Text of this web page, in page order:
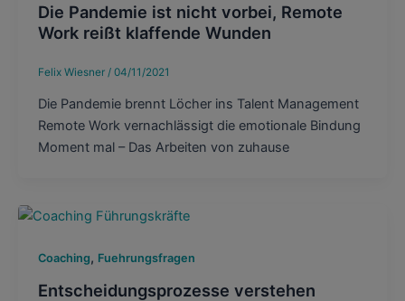
Die Pandemie ist nicht vorbei, Remote
Work reißt klaffende Wunden
Felix Wiesner / 04/11/2021
Die Pandemie brennt Löcher ins Talent Management
Remote Work vernachlässigt die emotionale Bindung
Moment mal – Das Arbeiten von zuhause
Coaching, Fuehrungsfragen
Entscheidungsprozesse verstehen